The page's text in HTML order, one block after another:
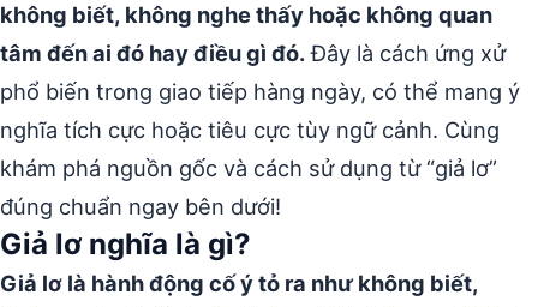
không biết, không nghe thấy hoặc không quan
tâm đến ai đó hay điều gì đó.Đây là cách ứng xử
phổ biến trong giao tiếp hàng ngày, có thể mang ý
nghĩa tích cực hoặc tiêu cực tùy ngữ cảnh. Cùng
khám phá nguồn gốc và cách sử dụng từ “giả lơ”
đúng chuẩn ngay bên dưới!
Giả lơ nghĩa là gì?
Giả lơ là hành động cố ý tỏ ra như không biết,